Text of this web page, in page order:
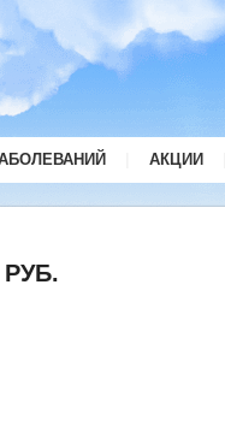
АКЦИИ